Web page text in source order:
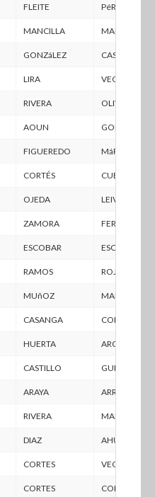
FLEITE PéREZ
MANCILLA MANCILLA
GONZáLEZ CASTRO
LIRA VEGA
RIVERA OLIVA
AOUN GOMEZ
FIGUEREDO MáRQUEZ
CORTÉS CUELLO
OJEDA LEIVA
ZAMORA FERNáNDEZ
ESCOBAR ESCOBAR
RAMOS ROJAS
MUñOZ MARíN
CASANGA CORTES
HUERTA AROS
CASTILLO GUERRA
ARAYA ARREDONDO
RIVERA MARCHANT
DIAZ AHUMADA
CORTES VEGA
CORTES CORTES